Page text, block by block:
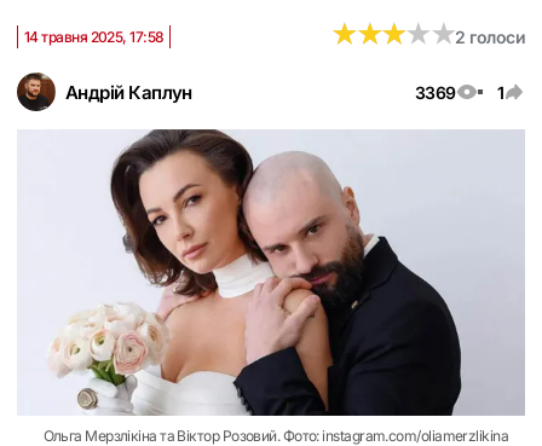
Андрій Каплун 3369 1
14 травня 2025, 17:58 ★★★★★
★★★★★2 голоси
Ольга Мерзлікіна та Віктор Розовий. Фото: instagram.com/oliamerzlikina